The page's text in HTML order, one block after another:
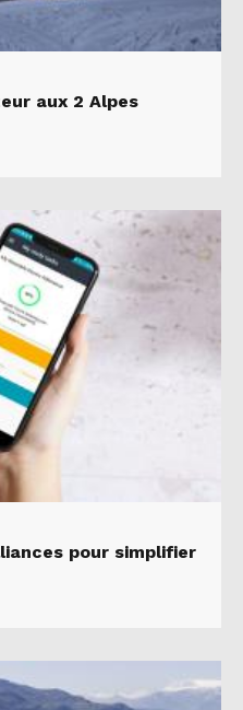
aux 2 Alpes
pour simplifier